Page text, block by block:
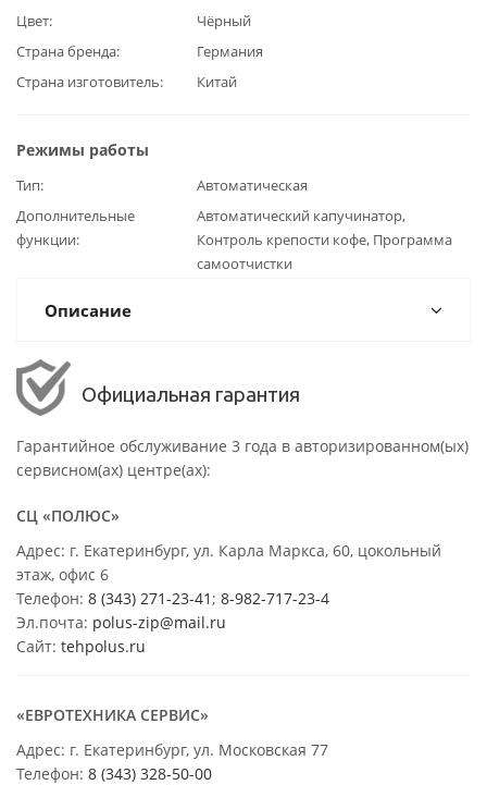
Цвет
Чёрный
Страна бренда
Германия
Страна изготовитель
Китай
Режимы работы
Тип
Автоматическая
Дополнительные
функции
Автоматический капучинатор,
Контроль крепости кофе, Программа
самоотчистки
Описание
Официальная гарантия
Гарантийное обслуживание 3 года в авторизированном(ых)
сервисном(ах) центре(ах):
СЦ «ПОЛЮС»
Адрес: г. Екатеринбург, ул. Карла Маркса, 60, цокольный
этаж, офис 6
Телефон: 8 (343) 271-23-41 ; 8-982-717-23-4
Эл.почта: polus-zip@mail.ru
Сайт: tehpolus.ru
«ЕВРОТЕХНИКА СЕРВИС»
Адрес: г. Екатеринбург, ул. Московская 77
Телефон: 8 (343) 328-50-00